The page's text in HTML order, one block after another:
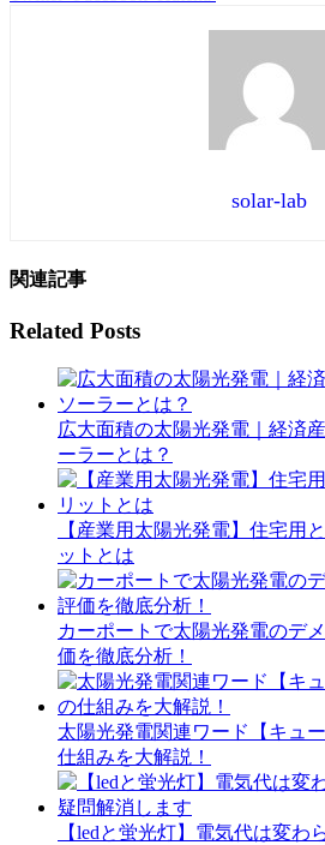
solar-lab
関連記事
Related Posts
広大面積の太陽光発電｜経済
ーラーとは？
【産業用太陽光発電】住宅用
ットとは
カーポートで太陽光発電のデ
価を徹底分析！
太陽光発電関連ワード【キュ
仕組みを大解説！
【ledと蛍光灯】電気代は変わ